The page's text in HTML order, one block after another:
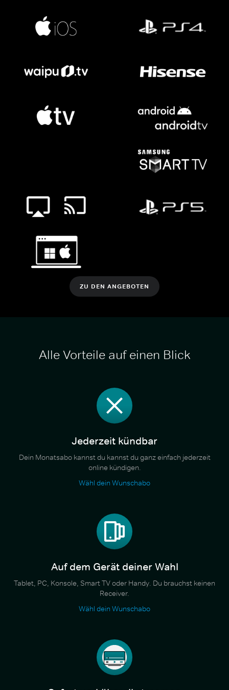
ZU DEN ANGEBOTEN
Alle Vorteile auf einen Blick
Jederzeit kündbar
Dein Monatsabo kannst du kannst du ganz einfach jederzeit
online kündigen.
Wähl dein Wunschabo
Auf dem Gerät deiner Wahl
Tablet, PC, Konsole, Smart TV oder Handy. Du brauchst keinen
Receiver.
Wähl dein Wunschabo